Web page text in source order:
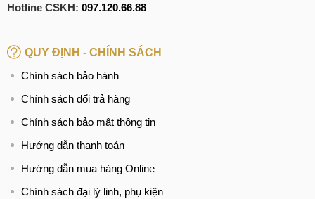
Hotline CSKH: 097.120.66.88
QUY ĐỊNH - CHÍNH SÁCH
Chính sách bảo hành
Chính sách đổi trả hàng
Chính sách bảo mật thông tin
Hướng dẫn thanh toán
Hướng dẫn mua hàng Online
Chính sách đại lý linh, phụ kiện